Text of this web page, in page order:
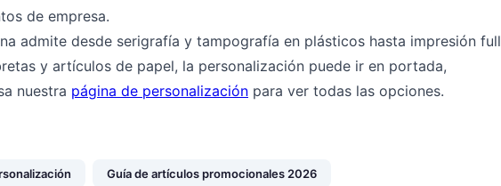
de empresa.
admite desde serigrafía y tampografía en plásticos hasta impresión full
y artículos de papel, la personalización puede ir en portada,
nuestra página de personalización para ver todas las opciones.
Guía de artículos promocionales 2026